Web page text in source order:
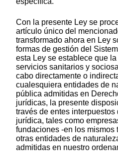
Con la presente Ley se
artículo único del
transformado ahora en Ley
formas de gestión del
esta Ley se establece que
servicios sanitarios y
cabo directamente o
cualesquiera entidades de
pública admitidas en
jurídicas, la presente
través de entes
jurídica, tales como
fundaciones -en los mismos
otras entidades de
admitidas en nuestro